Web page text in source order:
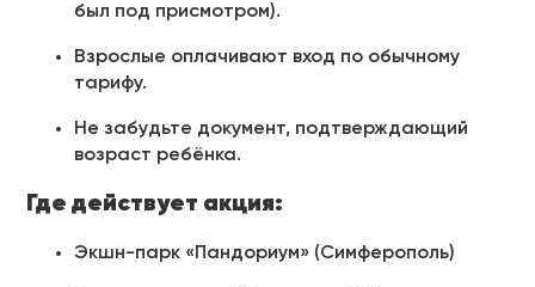
был под присмотром).
Взрослые оплачивают вход по обычному
тарифу.
Не забудьте документ, подтверждающий
возраст ребёнка.
Где действует акция:
Экшн-парк «Пандориум» (Симферополь)